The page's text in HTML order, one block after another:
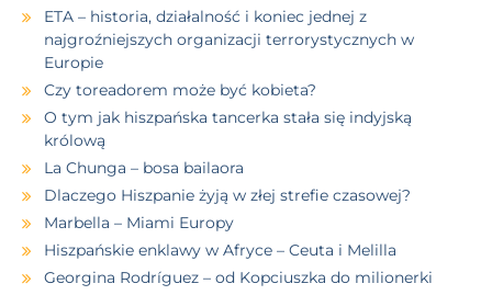
ETA – historia, działalność i koniec jednej z
najgroźniejszych organizacji terrorystycznych w
Europie
Czy toreadorem może być kobieta?
O tym jak hiszpańska tancerka stała się indyjską
królową
La Chunga – bosa bailaora
Dlaczego Hiszpanie żyją w złej strefie czasowej?
Marbella – Miami Europy
Hiszpańskie enklawy w Afryce – Ceuta i Melilla
Georgina Rodríguez – od Kopciuszka do milionerki